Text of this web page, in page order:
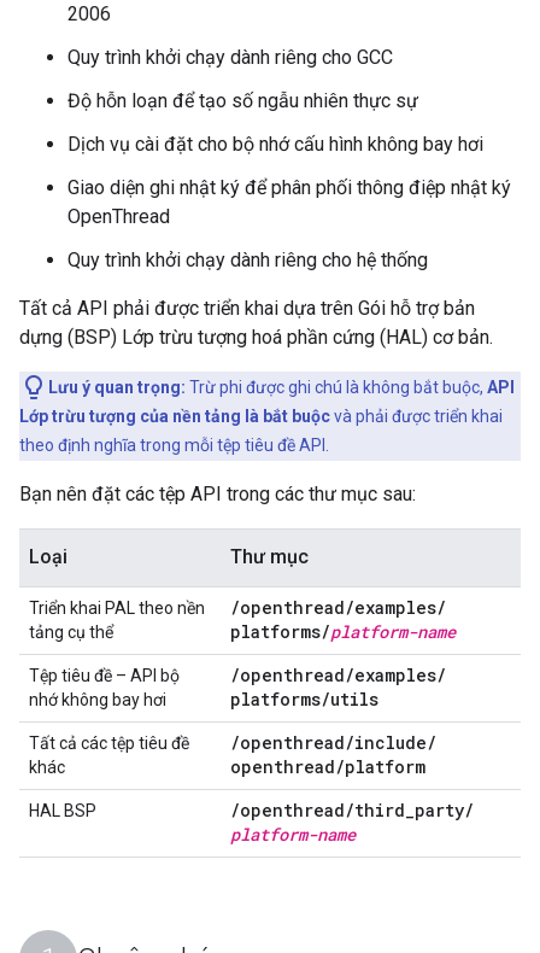
2006
Quy trình khởi chạy dành riêng cho GCC
Độ hỗn loạn để tạo số ngẫu nhiên thực sự
Dịch vụ cài đặt cho bộ nhớ cấu hình không bay hơi
Giao diện ghi nhật ký để phân phối thông điệp nhật ký
OpenThread
Quy trình khởi chạy dành riêng cho hệ thống
Tất cả API phải được triển khai dựa trên Gói hỗ trợ bản
dựng (BSP) Lớp trừu tượng hoá phần cứng (HAL) cơ bản.
Lưu ý quan trọng: Trừ phi được ghi chú là không bắt buộc, API
Lớp trừu tượng của nền tảng là bắt buộcvà phải được triển khai
theo định nghĩa trong mỗi tệp tiêu đề API.
Bạn nên đặt các tệp API trong các thư mục sau:
Loại Thư mục
Triển khai PAL theo nền
tảng cụ thể
/openthread/examples/
platforms/platform-name
Tệp tiêu đề – API bộ
nhớ không bay hơi
/openthread/examples/
platforms/utils
Tất cả các tệp tiêu đề
khác
/openthread/include/
openthread/platform
HAL BSP /openthread/third party/
platform-name